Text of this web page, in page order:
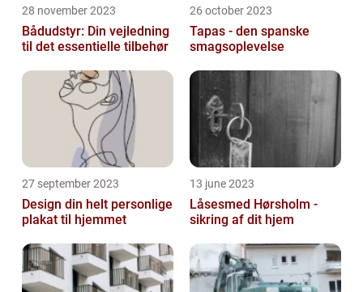
28 november 2023
Bådudstyr: Din vejledning
til det essentielle tilbehør
26 october 2023
Tapas - den spanske
smagsoplevelse
27 september 2023
Design din helt personlige
plakat til hjemmet
13 june 2023
Låsesmed Hørsholm -
sikring af dit hjem